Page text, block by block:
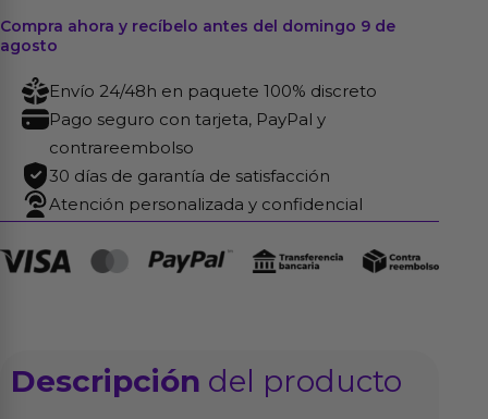
Compra ahora y recíbelo antes del domingo 9 de
agosto
Envío 24/48h en paquete 100% discreto
Pago seguro con tarjeta, PayPal y
contrareembolso
30 días de garantía de satisfacción
Atención personalizada y confidencial
Descripción del producto